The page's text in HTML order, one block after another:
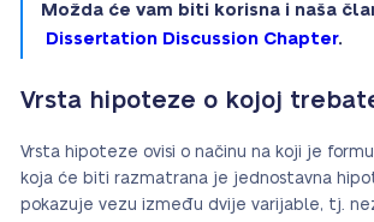
Možda će vam biti korisna i naša
Dissertation Discussion Chapter.
Vrsta hipoteze o kojoj
Vrsta hipoteze ovisi o načinu na koji je
koja će biti razmatrana je jednostavna
pokazuje vezu između dvije varijable, tj.